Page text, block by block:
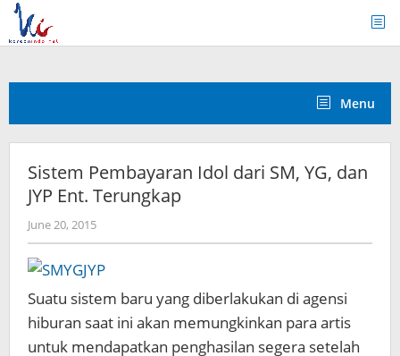
Skip
content
Menu
Sistem Pembayaran Idol dari SM, YG, dan
JYP Ent. Terungkap
June 20, 2015by
Koreanindo
Suatu sistem baru yang diberlakukan di agensi
hiburan saat ini akan memungkinkan para artis
untuk mendapatkan penghasilan segera setelah